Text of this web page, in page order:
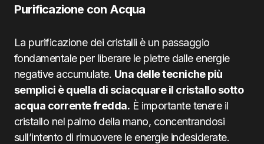
Purificazione con Acqua
La purificazione dei cristalli è un passaggio
fondamentale per liberare le pietre dalle energie
negative accumulate. Una delle tecniche più
semplici è quella di sciacquare il cristallo sotto
acqua corrente fredda. È importante tenere il
cristallo nel palmo della mano, concentrandosi
sull’intento di rimuovere le energie indesiderate.